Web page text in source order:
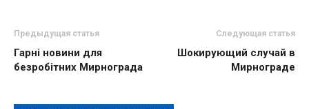
Предыдущая статья
Гарні новини для
безробітних Мирнограда
Следующая статья
Шокирующий случай в
Мирнограде